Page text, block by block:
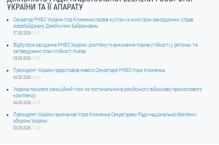
УКРАЇНИ ТА ЇЇ АПАРАТУ
Секретар РНБО України Ігор Клименко провів зустріч із міністром закордонних справ
Азербайджану Джейхуном Байрамовим
07.08.2026 10:03
Відбулося засідання РНБО України: розглянуто виконання планів стійкості у регіонах та
затверджено план стійкості Києва
05.08.2026 19:52
Президент України представив нового Секретаря РНБО Ігоря Клименка
04.08.2026 18:40
Україна посилює санкційний тиск на постачальників російського військово-промислового
комплексу
04.08.2026 10:06
Президент України призначив Ігоря Клименка Секретарем Ради національної безпеки і
оборони України
03.08.2026 17:40